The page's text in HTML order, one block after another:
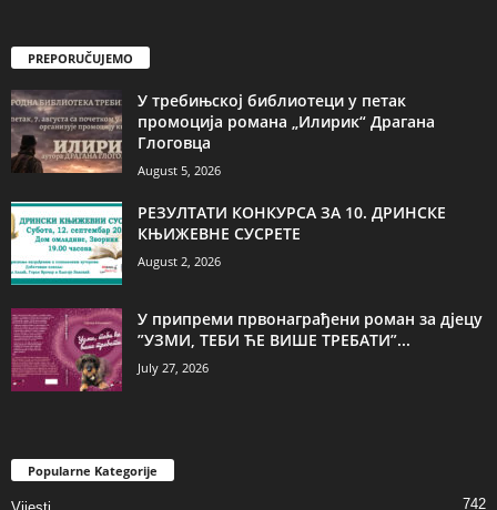
PREPORUČUJEMO
У требињској библиотеци у петак
промоција романа „Илирик“ Драгана
Глоговца
August 5, 2026
РЕЗУЛТАТИ КОНКУРСА ЗА 10. ДРИНСКЕ
КЊИЖЕВНЕ СУСРЕТЕ
August 2, 2026
У припреми првонаграђени роман за дјецу
”УЗМИ, ТЕБИ ЋЕ ВИШЕ ТРЕБАТИ”...
July 27, 2026
Popularne Kategorije
742